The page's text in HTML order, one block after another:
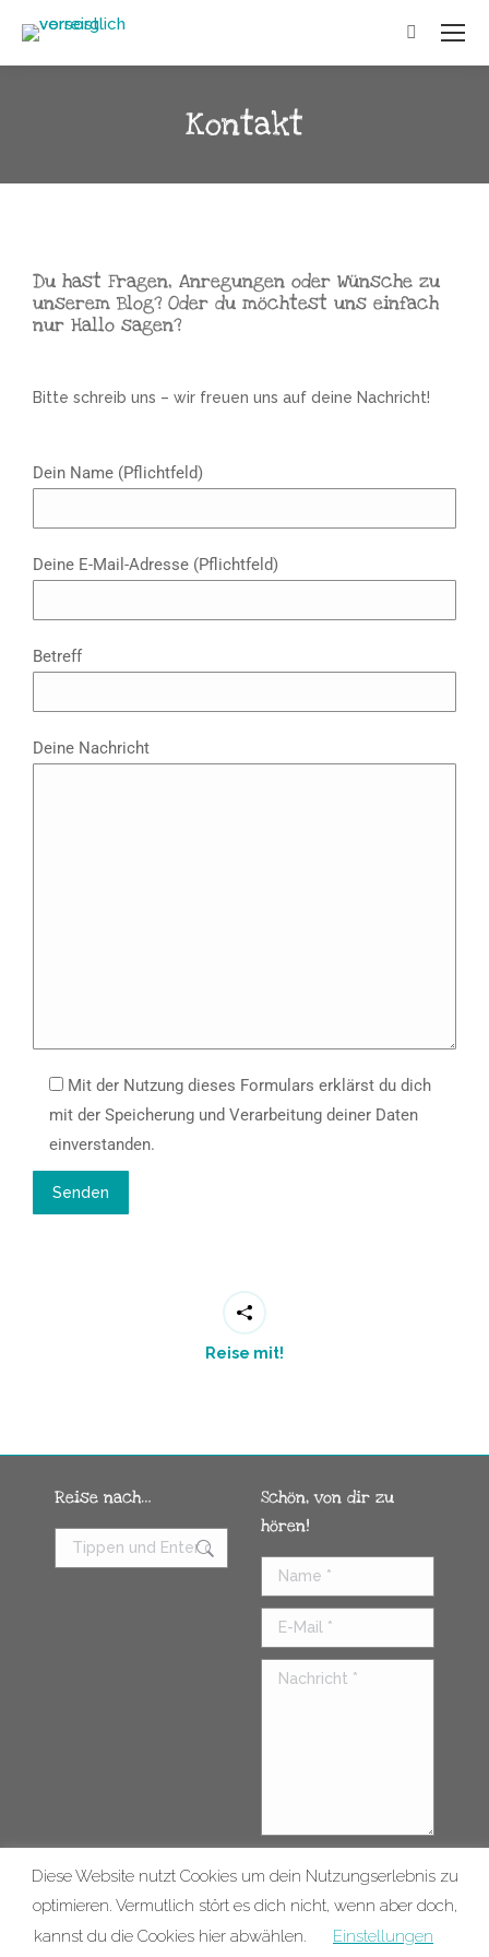
Kontakt
Du hast Fragen, Anregungen oder Wünsche zu
unserem Blog? Oder du möchtest uns einfach
nur Hallo sagen?
Bitte schreib uns – wir freuen uns auf deine Nachricht!
Dein Name (Pflichtfeld)
Deine E-Mail-Adresse (Pflichtfeld)
Betreff
Deine Nachricht
Mit der Nutzung dieses Formulars erklärst du dich
mit der Speicherung und Verarbeitung deiner Daten
einverstanden.
Reise mit!
Reise nach…
Schön, von dir zu
hören!
Name *
E-Mail *
Nachricht *
Senden
Kontakt Impressum © 2026 |
Diese Website nutzt Cookies um dein Nutzungserlebnis zu
optimieren. Vermutlich stört es dich nicht, wenn aber doch,
kannst du die Cookies hier abwählen.
Einstellungen